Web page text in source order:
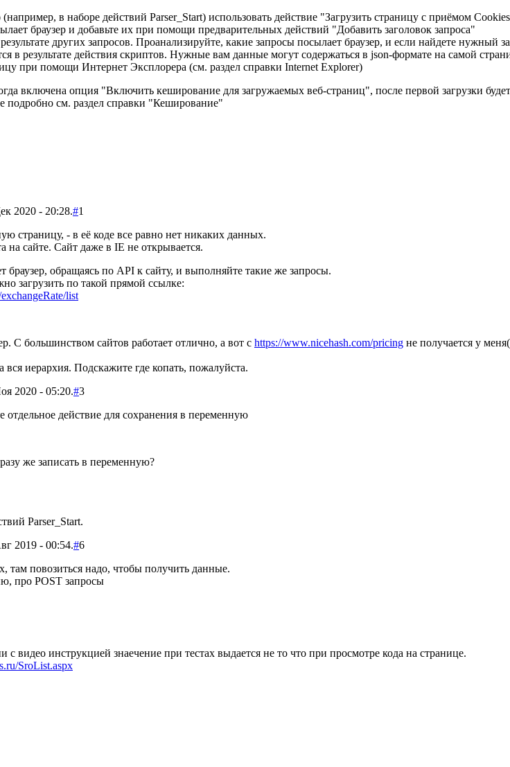
в наборе действий Parser_Start) использовать действие "Загрузить страницу с приёмом
браузер и добавьте их при помощи предварительных действий "Добавить заголовок запроса"
других запросов. Проанализируйте, какие запросы посылает браузер, и если найдете нужный
в результате действия скриптов. Нужные вам данные могут содержаться в json-формате на самой
при помощи Интернет Эксплорера (см. раздел справки Internet Explorer)
включена опция "Включить кеширование для загружаемых веб-страниц", после первой загрузки
подробно см. раздел справки "Кеширование"
2020 - 20:28.#1
страницу, - в её коде все равно нет никаких данных.
на сайте. Сайт даже в IE не открывается.
браузер, обращаясь по API к сайту, и выполняйте такие же запросы.
загрузить по такой прямой ссылке:
list
С большинством сайтов работает отлично, а вот с https://www.nicehash.com/pricing не получается у
иерархия. Подскажите где копать, пожалуйста.
2020 - 05:20.#3
отдельное действие для сохранения в переменную
же записать в переменную?
Parser_Start.
2019 - 00:54.#6
там повозиться надо, чтобы получить данные.
про POST запросы
с видео инструкцией знаечение при тестах выдается не то что при просмотре кода на странице.
SroList.aspx